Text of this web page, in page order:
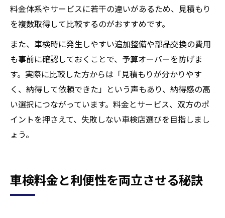
料金体系やサービスに若干の違いがあるため、見積もり
を複数取得して比較するのがおすすめです。
また、車検時に発生しやすい追加整備や部品交換の費用
も事前に確認しておくことで、予算オーバーを防げま
す。実際に比較した方からは「見積もりが分かりやす
く、納得して依頼できた」という声もあり、納得感の高
い選択につながっています。料金とサービス、双方のポ
イントを押さえて、失敗しない車検店選びを目指しまし
ょう。
車検料金と利便性を両立させる秘訣